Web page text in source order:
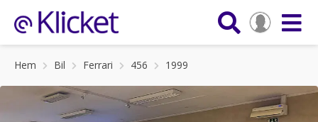
Hem Bil Ferrari 456 1999